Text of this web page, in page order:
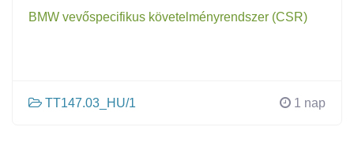
BMW vevőspecifikus követelményrendszer (CSR)
TT147.03_HU/1 1 nap